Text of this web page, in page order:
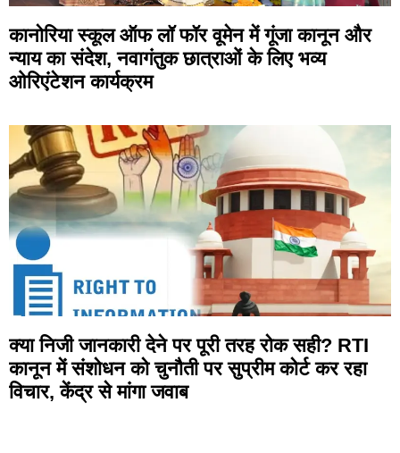
कानोरिया स्कूल ऑफ लॉ फॉर वूमेन में गूंजा कानून और
न्याय का संदेश, नवागंतुक छात्राओं के लिए भव्य
ओरिएंटेशन कार्यक्रम
क्या निजी जानकारी देने पर पूरी तरह रोक सही? RTI
कानून में संशोधन को चुनौती पर सुप्रीम कोर्ट कर रहा
विचार, केंद्र से मांगा जवाब